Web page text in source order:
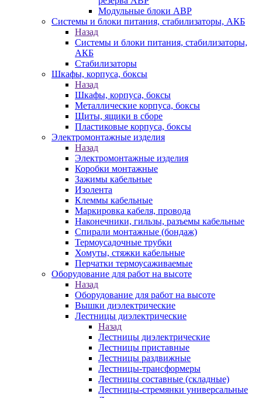
Модульные блоки АВР
Системы и блоки питания, стабилизаторы, АКБ
Назад
Системы и блоки питания, стабилизаторы,
АКБ
Стабилизаторы
Шкафы, корпуса, боксы
Назад
Шкафы, корпуса, боксы
Металлические корпуса, боксы
Щиты, ящики в сборе
Пластиковые корпуса, боксы
Электромонтажные изделия
Назад
Электромонтажные изделия
Коробки монтажные
Зажимы кабельные
Изолента
Клеммы кабельные
Маркировка кабеля, провода
Наконечники, гильзы, разъемы кабельные
Спирали монтажные (бондаж)
Термоусадочные трубки
Хомуты, стяжки кабельные
Перчатки термоусаживаемые
Оборудование для работ на высоте
Назад
Оборудование для работ на высоте
Вышки диэлектрические
Лестницы диэлектрические
Назад
Лестницы диэлектрические
Лестницы приставные
Лестницы раздвижные
Лестницы-трансформеры
Лестницы составные (складные)
Лестницы-стремянки универсальные